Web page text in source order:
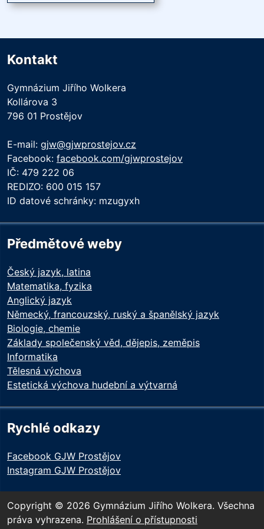
Kontakt
Gymnázium Jiřího Wolkera
Kollárova 3
796 01 Prostějov
E-mail: gjw@gjwprostejov.cz
Facebook: facebook.com/gjwprostejov
IČ: 479 222 06
REDIZO: 600 015 157
ID datové schránky: mzugyxh
Předmětové weby
Český jazyk, latina
Matematika, fyzika
Anglický jazyk
Německý, francouzský, ruský a španělský jazyk
Biologie, chemie
Základy společenský věd, dějepis, zeměpis
Informatika
Tělesná výchova
Estetická výchova hudební a výtvarná
Rychlé odkazy
Facebook GJW Prostějov
Instagram GJW Prostějov
Copyright © 2026 Gymnázium Jiřího Wolkera. Všechna
práva vyhrazena. Prohlášení o přístupnosti